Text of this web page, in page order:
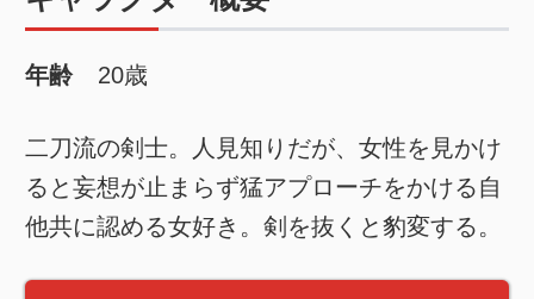
年齢 20歳
二刀流の剣士。人見知りだが、女性を見かけ
ると妄想が止まらず猛アプローチをかける自
他共に認める女好き。剣を抜くと豹変する。